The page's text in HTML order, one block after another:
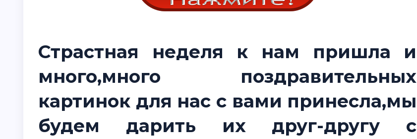
Страстная неделя к нам пришла и
много,много поздравительных
картинок для нас с вами принесла,мы
будем дарить их друг-другу с